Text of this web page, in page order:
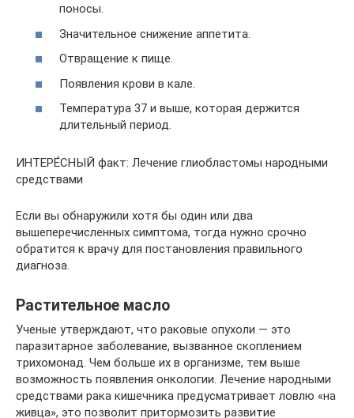
поносы.
Значительное снижение аппетита.
Отвращение к пище.
Появления крови в кале.
Температура 37 и выше, которая держится
длительный период.
ИНТЕРЕ́СНЫЙ факт: Лечение глиобластомы народными
средствами
Если вы обнаружили хотя бы один или два
вышеперечисленных симптома, тогда нужно срочно
обратится к врачу для постановления правильного
диагноза.
Растительное масло
Ученые утверждают, что раковые опухоли — это
паразитарное заболевание, вызванное скоплением
трихомонад. Чем больше их в организме, тем выше
возможность появления онкологии. Лечение народными
средствами рака кишечника предусматривает ловлю «на
живца», это позволит притормозить развитие